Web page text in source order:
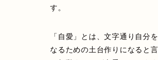
す。
「自愛」とは、文字通り自分
なるための土台作りになると